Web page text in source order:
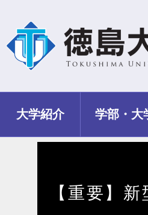
大学紹介 学部・大
【重要】